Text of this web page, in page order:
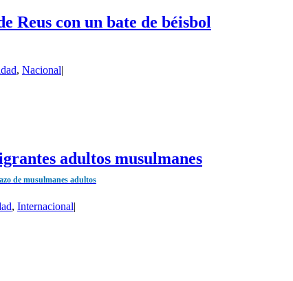
Reus con un bate de béisbol
, Nacional|
adultos musulmanes
de musulmanes adultos
, Internacional|